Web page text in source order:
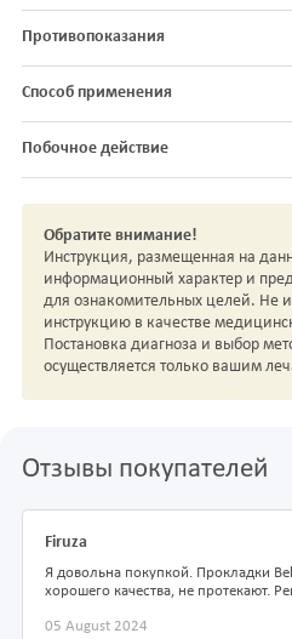
Противопоказания
Способ применения
Побочное действие
Обратите внимание!
Инструкция, размещенная на
информационный характер и
для ознакомительных целей. Не
инструкцию в качестве
Постановка диагноза и выбор
осуществляется только вашим
Отзывы покупателей
Firuza
Я довольна покупкой. Прокладки
хорошего качества, не протекают.
05 August 2024